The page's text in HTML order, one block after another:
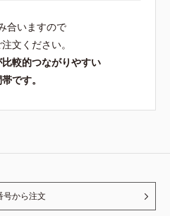
合いますので
文ください。
較的つながりやすい
です。
号から注文